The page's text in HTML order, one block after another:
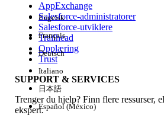
AppExchange
Salesforce-administratorer
Salesforce-utviklere
Trailhead
Opplæring
Trust
SUPPORT & SERVICES
Trenger du hjelp? Finn flere ressurser,
ekspert.
Engelsk
Français
Deutsch
Italiano
日本語
Español (México)